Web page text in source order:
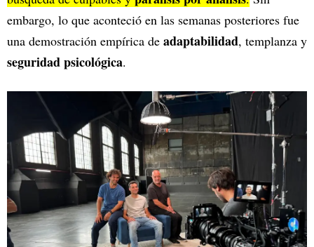
embargo, lo que aconteció en las semanas posteriores fue
una demostración empírica de adaptabilidad, templanza y
seguridad psicológica.